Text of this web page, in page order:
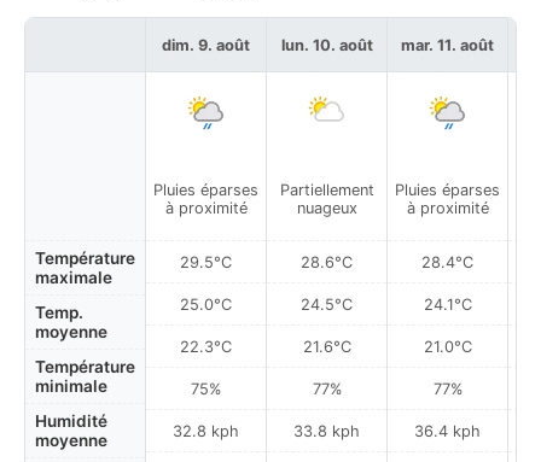
Température
maximale
Temp.
moyenne
Température
minimale
Humidité
moyenne
dim. 9. août
Pluies éparses
à proximité
29.5°C
25.0°C
22.3°C
75%
32.8 kph
lun. 10. août
Partiellement
nuageux
28.6°C
24.5°C
21.6°C
77%
33.8 kph
mar. 11. août
Pluies éparses
à proximité
28.4°C
24.1°C
21.0°C
77%
36.4 kph